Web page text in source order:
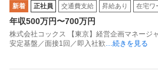
新着 正社員 交通費支給 昇給あり 在宅ワ
年収500万円〜700万円
株式会社コックス 【東京】経営企画マネージ
安定基盤／面接1回／即入社歓 …続きを見る